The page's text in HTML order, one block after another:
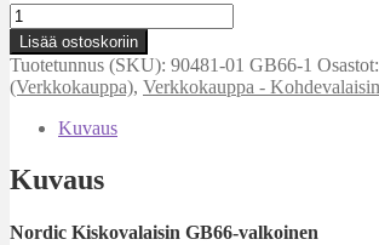
Nordic
Kiskovalaisin
GB66-
valkoinen
määrä
Lisää ostoskoriin
Tuotetunnus (SKU): 90481-01 GB66-1 Osastot:
(Verkkokauppa), Verkkokauppa -
Kuvaus
Kuvaus
Nordic Kiskovalaisin GB66-valkoinen